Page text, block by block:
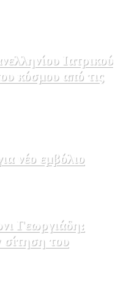
Ιατρικού
κόσμου από τις
νέο εμβόλιο
Γεωργιάδη:
του